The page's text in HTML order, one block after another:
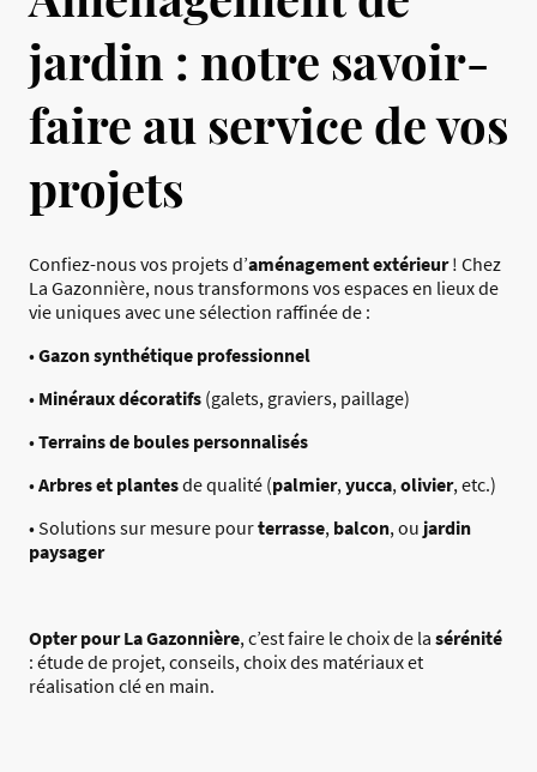
jardin : notre savoir-
faire au service de vos
projets
Confiez-nous vos projets d’aménagement extérieur! Chez
La Gazonnière, nous transformons vos espaces en lieux de
vie uniques avec une sélection raffinée de :
•Gazon synthétique professionnel
• Minéraux décoratifs (galets, graviers, paillage)
•Terrains de boules personnalisés
•Arbres et plantesde qualité (palmier, yucca, olivier, etc.)
• Solutions sur mesure pourterrasse, balcon, ou jardin
paysager
Opter pour La Gazonnière, c’est faire le choix de la sérénité
: étude de projet, conseils, choix des matériaux et
réalisation clé en main.